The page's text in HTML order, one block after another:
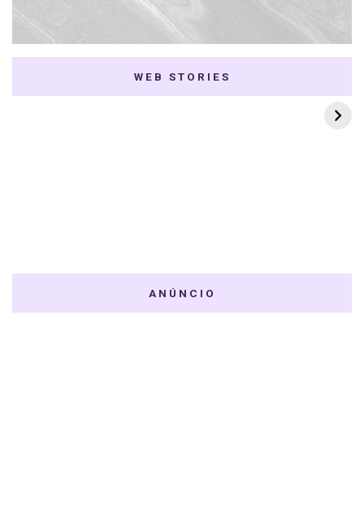
WEB STORIES
7 K-dramas Enemies
to Lovers
Thai Dramas com
First e Khaotung
ANÚNCIO